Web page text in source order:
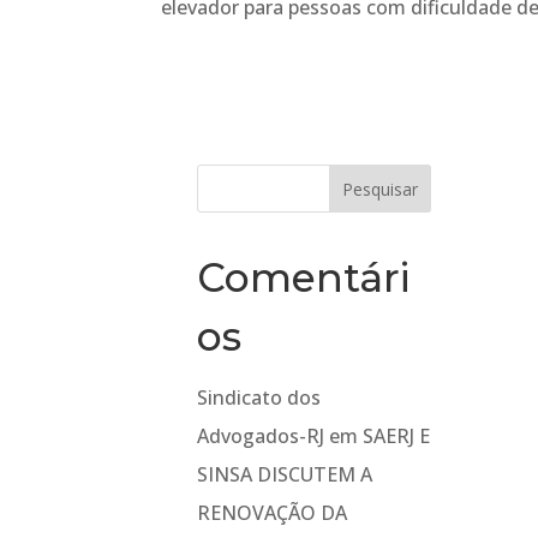
elevador para pessoas com dificuldade
Comentári
os
Sindicato dos
Advogados-RJ em SAERJ E
SINSA DISCUTEM A
RENOVAÇÃO DA